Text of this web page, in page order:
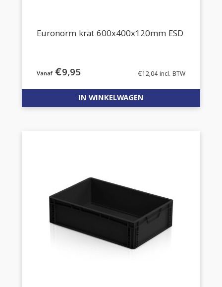
Euronorm krat 600x400x120mm ESD
€9,95 €12,04incl. BTW
IN WINKELWAGEN